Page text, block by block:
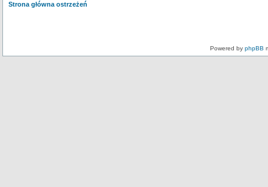
Strona główna ostrzeżeń
Powered by phpBB